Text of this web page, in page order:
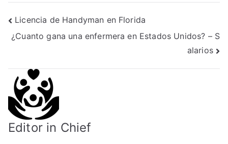
Post
navigation
Licencia de Handyman en Florida
¿Cuanto gana una enfermera en Estados Unidos? – S
alarios
Editor in Chief